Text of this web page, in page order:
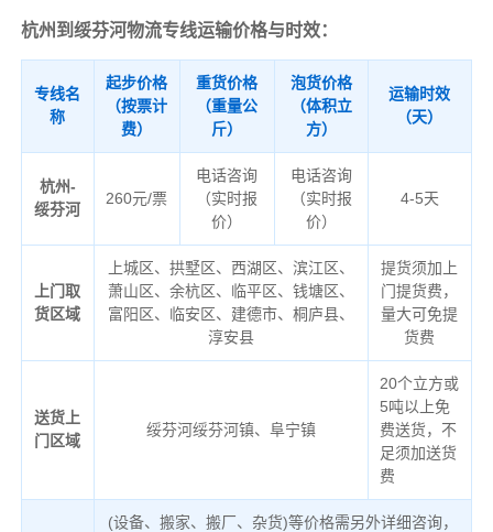
杭州到绥芬河物流专线运输价格与时效：
专线名
称
起步价格
（按票计
费）
重货价格
（重量公
斤）
泡货价格
（体积立
方）
运输时效
（天）
杭州-
绥芬河
260元/票
电话咨询
（实时报
价）
电话咨询
（实时报
价）
4-5天
上门取
货区域
上城区、拱墅区、西湖区、滨江区、
萧山区、余杭区、临平区、钱塘区、
富阳区、临安区、建德市、桐庐县、
淳安县
提货须加上
门提货费，
量大可免提
货费
送货上
门区域
绥芬河绥芬河镇、阜宁镇
20个立方或
5吨以上免
费送货，不
足须加送货
费
(设备、搬家、搬厂、杂货)等价格需另外详细咨询，